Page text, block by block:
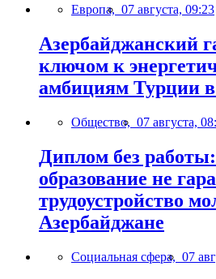
Европа, 07 августа, 09:23
Азербайджанский
ключом к
амбициям Турции
Общество, 07 августа,
Диплом без
образование не
трудоустройство
Азербайджане
Социальная сфера, 07